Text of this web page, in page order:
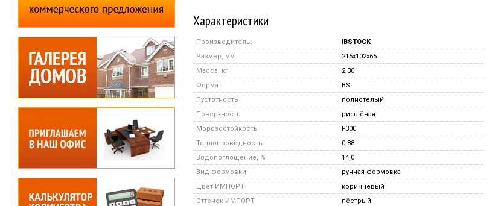
Характеристики
Производитель:
IBSTOCK
Размер, мм
215x102x65
Масса, кг
2,30
Формат
BS
Пустотность
полнотелый
Поверхность
рифлёная
Морозостойкость
F300
Теплопроводность
0,88
Водопоглощение, %
14,0
Вид формовки
ручная формовка
Цвет ИМПОРТ
коричневый
Оттенок ИМПОРТ
пёстрый